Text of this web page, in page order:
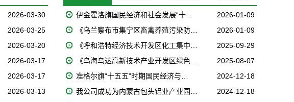
2026-03-30
2026-03-25
2026-03-20
2026-03-17
2026-03-17
2026-03-13
2026-01-09
伊金霍洛旗国民经济和社会发展“十…
2026-01-09
《乌兰察布市集宁区畜禽养殖污染防…
2025-09-29
《呼和浩特经济技术开发区化工集中…
2025-08-07
《乌海乌达高新技术产业开发区绿色…
2024-12-18
准格尔旗“十五五”时期国民经济与…
2024-12-18
我公司成功为内蒙古包头铝业产业园…